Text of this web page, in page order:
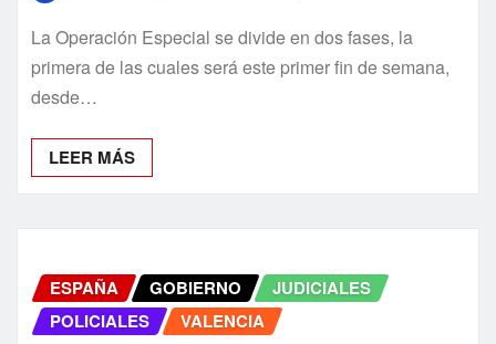
La Operación Especial se divide en dos fases, la
primera de las cuales será este primer fin de semana,
desde…
LEER MÁS
ESPAÑA GOBIERNO
JUDICIALES
POLICIALES
VALENCIA